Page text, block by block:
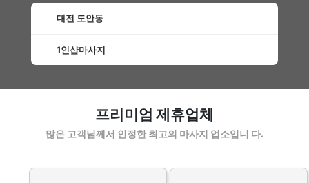
대전 도안동
1인샵마사지
프리미엄 제휴업체
많은 고객님께서 인정한 최고의 마사지 업소입니 다.